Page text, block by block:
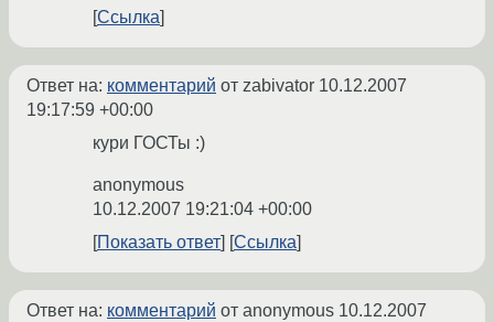
Ссылка
Ответ на: комментарий от zabivator 10.12.2007
19:17:59 +00:00
кури ГОСТы :)
anonymous
10.12.2007 19:21:04 +00:00
Показать ответ
Ссылка
Ответ на: комментарий от anonymous 10.12.2007